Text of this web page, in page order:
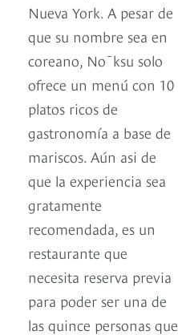
Nueva York. A pesar de
que su nombre sea en
coreano, Nōksu solo
ofrece un menú con 10
platos ricos de
gastronomía a base de
mariscos. Aún asi de
que la experiencia sea
gratamente
recomendada, es un
restaurante que
necesita reserva previa
para poder ser una de
las quince personas que